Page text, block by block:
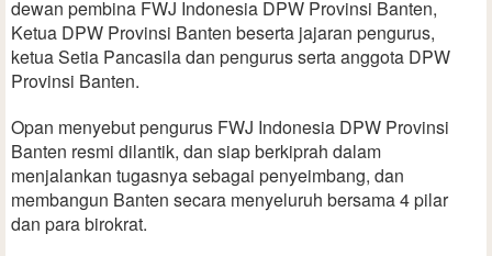
dewan pembina FWJ Indonesia DPW Provinsi Banten,
Ketua DPW Provinsi Banten beserta jajaran pengurus,
ketua Setia Pancasila dan pengurus serta anggota DPW
Provinsi Banten.
Opan menyebut pengurus FWJ Indonesia DPW Provinsi
Banten resmi dilantik, dan siap berkiprah dalam
menjalankan tugasnya sebagai penyeimbang, dan
membangun Banten secara menyeluruh bersama 4 pilar
dan para birokrat.